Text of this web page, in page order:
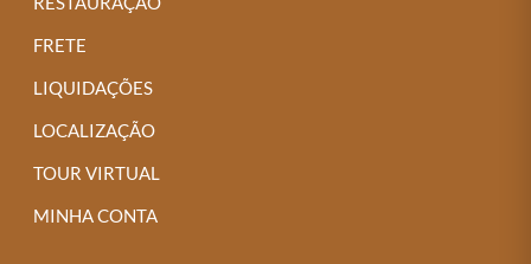
FRETE
LIQUIDAÇÕES
LOCALIZAÇÃO
TOUR VIRTUAL
MINHA CONTA